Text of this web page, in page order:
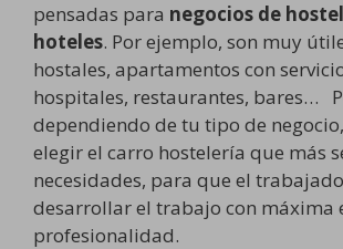
pensadas para negocios de
hoteles. Por ejemplo, son muy
hostales, apartamentos con
hospitales, restaurantes, bares…
dependiendo de tu tipo de
elegir el carro hostelería que más
necesidades, para que el
desarrollar el trabajo con máxima
profesionalidad.